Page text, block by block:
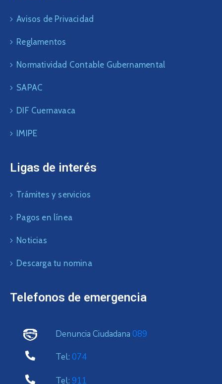
Avisos de Privacidad
Reglamentos
Normatividad Contable Gubernamental
SAPAC
DIF Cuernavaca
IMIPE
Ligas de interés
Trámites y servicios
Pagos en línea
Noticias
Descarga tu nomina
Telefonos de emergencia
Denuncia Ciudadana 089
Tel: 074
Tel: 911